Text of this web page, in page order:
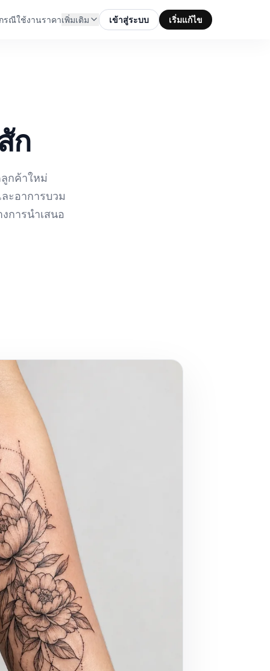
กรณีใช้งานราคาเพิ่มเติม เข้าสู่ระบบ เริ่มแก้ไข
ก
กค้าใหม่
ะอาการบวม
การนำเสนอ